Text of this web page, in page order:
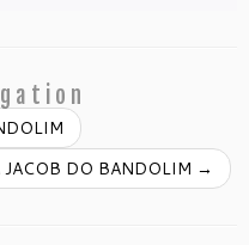
JACOB DO BANDOLIM →